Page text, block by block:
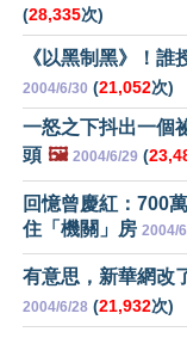
(28,335次)
《以黑制黑》！誰
2004/6/30 (21,052次)
一怒之下抖出一個
頭 🖼️ 2004/6/29 (
回憶曾慶紅：700
住「機關」房 2004/
有意思，新華網改
2004/6/28 (21,932次)